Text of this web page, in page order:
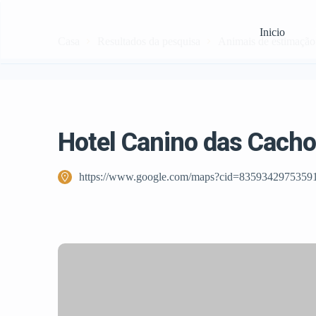
Inicio
Hotel Canino das
https://www.google.com/